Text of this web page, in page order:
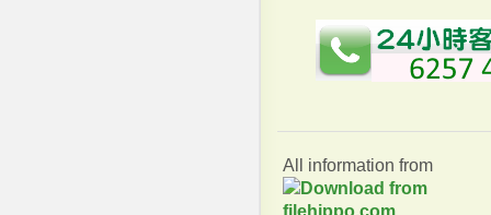
All information from